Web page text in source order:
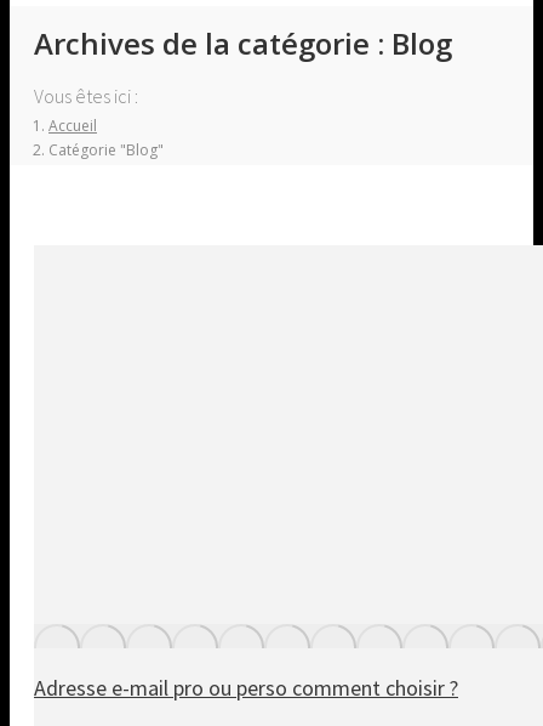
Archives de la catégorie : Blog
Vous êtes ici :
Accueil
Catégorie "Blog"
Adresse e-mail pro ou perso comment choisir ?